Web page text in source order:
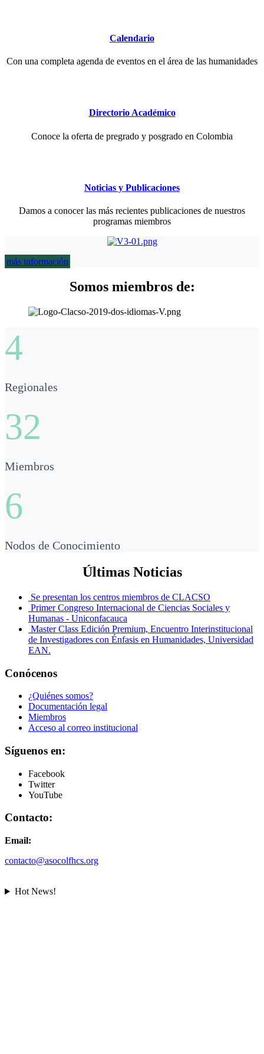
Calendario
Con una completa agenda de eventos en el área de las humanidades
Directorio Académico
Conoce la oferta de pregrado y posgrado en Colombia
Noticias y Publicaciones
Damos a conocer las más recientes publicaciones de nuestros
programas miembros
más información
Somos miembros de:
4
Regionales
32
Miembros
6
Nodos de Conocimiento
Últimas Noticias
Se presentan los centros miembros de CLACSO
Primer Congreso Internacional de Ciencias Sociales y
Humanas - Uniconfacauca
Master Class Edición Premium, Encuentro Interinstitucional
de Investigadores con Énfasis en Humanidades, Universidad
EAN.
Conócenos
¿Quiénes somos?
Documentación legal
Miembros
Acceso al correo institucional
Síguenos en:
Facebook
Twitter
YouTube
Contacto:
Email:
contacto@asocolfhcs.org
Hot News!